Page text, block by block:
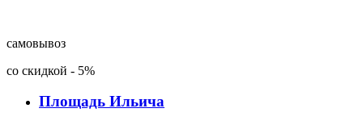
самовывоз
со скидкой - 5%
Площадь Ильича